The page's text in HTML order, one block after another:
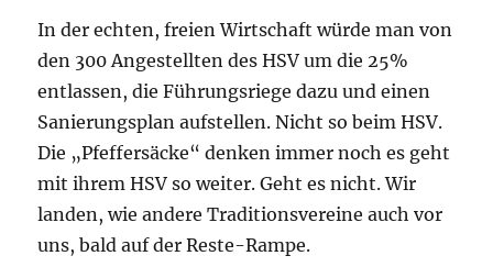
In der echten, freien Wirtschaft würde man von
den 300 Angestellten des HSV um die 25%
entlassen, die Führungsriege dazu und einen
Sanierungsplan aufstellen. Nicht so beim HSV.
Die „Pfeffersäcke“ denken immer noch es geht
mit ihrem HSV so weiter. Geht es nicht. Wir
landen, wie andere Traditionsvereine auch vor
uns, bald auf der Reste-Rampe.